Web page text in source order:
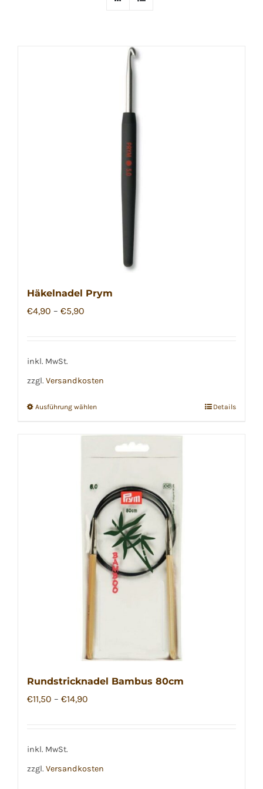
Häkelnadel Prym
€4,90 – €5,90
inkl. MwSt.
zzgl. Versandkosten
Ausführung wählenDieses
weist
mehrere
auf.
Die
Optionen
können
auf
Produktseite
Details
Rundstricknadel Bambus 80cm
€11,50 – €14,90
inkl. MwSt.
zzgl. Versandkosten